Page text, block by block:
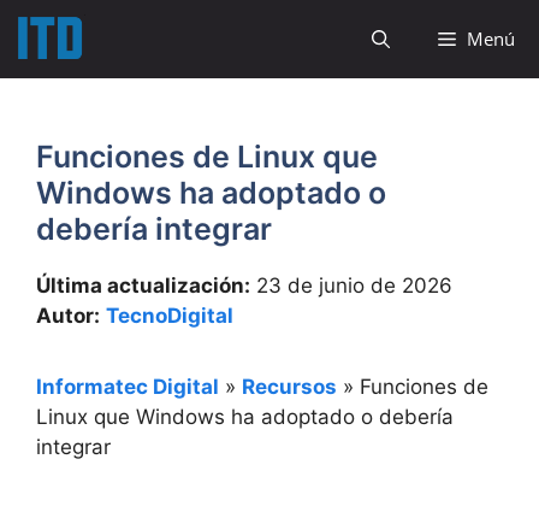
Saltar
contenido
Menú
Funciones de Linux que
Windows ha adoptado o
debería integrar
Última actualización: 23 de junio de 2026
Autor: TecnoDigital
Informatec Digital » Recursos » Funciones de
Linux que Windows ha adoptado o debería
integrar